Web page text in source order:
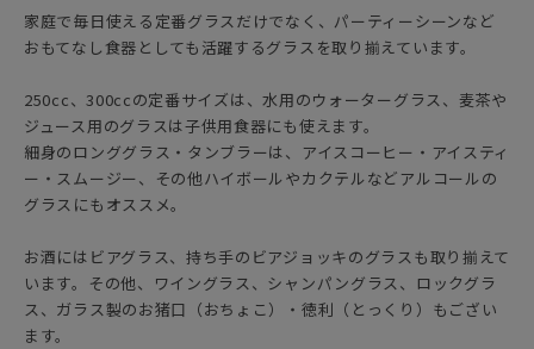
家庭で毎日使える定番グラスだけでなく、パーティーシーンなど
おもてなし食器としても活躍するグラスを取り揃えています。
250cc、300ccの定番サイズは、水用のウォーターグラス、麦茶や
ジュース用のグラスは子供用食器にも使えます。
細身のロンググラス・タンブラーは、アイスコーヒー・アイスティ
ー・スムージー、その他ハイボールやカクテルなどアルコールの
グラスにもオススメ。
お酒にはビアグラス、持ち手のビアジョッキのグラスも取り揃えて
います。その他、ワイングラス、シャンパングラス、ロックグラ
ス、ガラス製のお猪口（おちょこ）・徳利（とっくり）もござい
ます。